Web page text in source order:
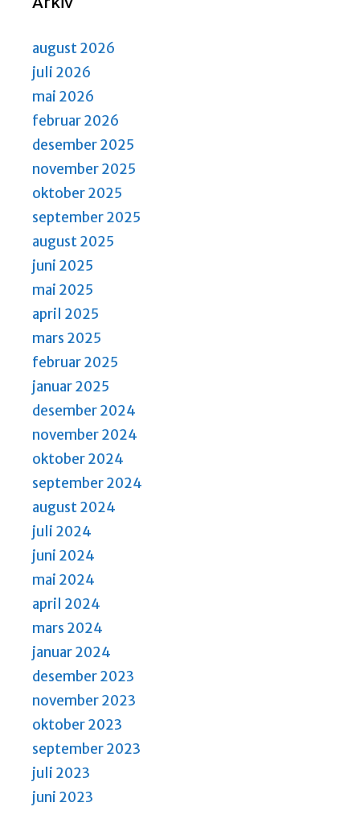
august 2026
juli 2026
mai 2026
februar 2026
desember 2025
november 2025
oktober 2025
september 2025
august 2025
juni 2025
mai 2025
april 2025
mars 2025
februar 2025
januar 2025
desember 2024
november 2024
oktober 2024
september 2024
august 2024
juli 2024
juni 2024
mai 2024
april 2024
mars 2024
januar 2024
desember 2023
november 2023
oktober 2023
september 2023
juli 2023
juni 2023